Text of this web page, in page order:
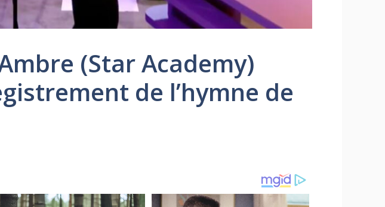
(Star Academy)
de l’hymne de